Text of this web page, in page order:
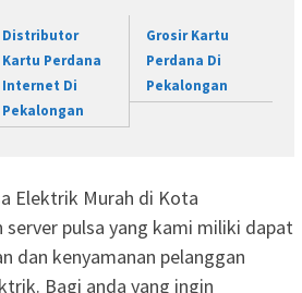
Distributor
Kartu Perdana
Internet Di
Pekalongan
Grosir Kartu
Perdana Di
Pekalongan
Elektrik Murah di Kota
server pulsa yang kami miliki dapat
dan kenyamanan pelanggan
Bagi anda yang ingin